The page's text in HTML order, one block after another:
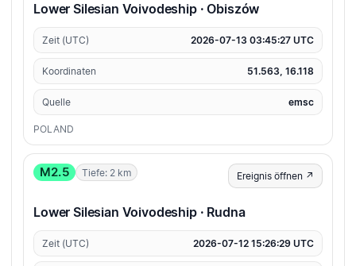
Lower Silesian Voivodeship · Obiszów
Zeit (UTC) 2026-07-13 03:45:27 UTC
Koordinaten 51.563, 16.118
Quelle emsc
POLAND
M2.5 Tiefe: 2 km Ereignis öffnen ↗
Lower Silesian Voivodeship · Rudna
Zeit (UTC) 2026-07-12 15:26:29 UTC